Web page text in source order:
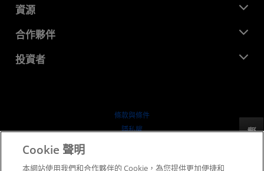
反馈
企業責任
招聘
聯絡我們
新聞室
媒體庫
資源
開發者中心
案例研究
合作夥伴
AMD 合作夥伴中心
投資者
條款與條件
隱私權
Cookie 聲明
本網站使用我們和合作夥伴的 Cookie，為您提供更加便捷和